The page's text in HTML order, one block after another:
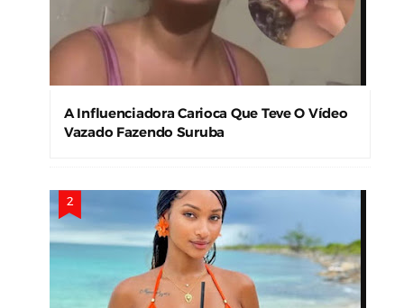
A Influenciadora Carioca Que Teve O Vídeo
Vazado Fazendo Suruba